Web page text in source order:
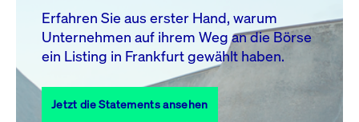
10 11 13 14
17
18 19 20 21 22
23
27 28
31
Erfahren Sie aus erster Hand, warum
Unternehmen auf ihrem Weg an die Börse
ein Listing in Frankfurt gewählt haben.
Jetzt die Statements ansehen